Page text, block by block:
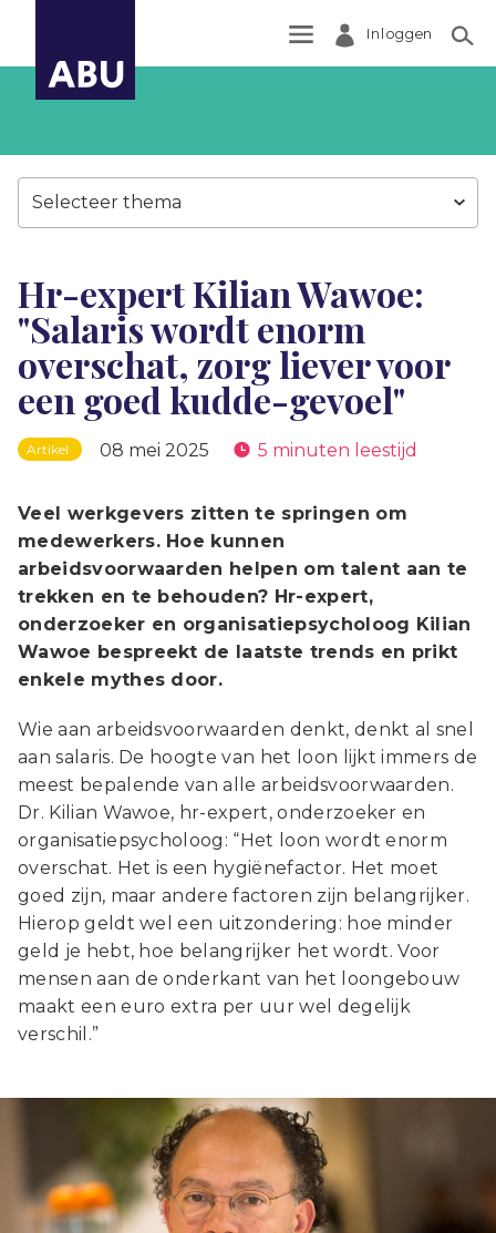
Inloggen
Selecteer thema
Hr-expert Kilian Wawoe:
"Salaris wordt enorm
overschat, zorg liever voor
een goed kudde-gevoel"
Artikel 08 mei 2025 5 minuten leestijd
Veel werkgevers zitten te springen om
medewerkers. Hoe kunnen
arbeidsvoorwaarden helpen om talent aan te
trekken en te behouden? Hr-expert,
onderzoeker en organisatiepsycholoog Kilian
Wawoe bespreekt de laatste trends en prikt
enkele mythes door.
Wie aan arbeidsvoorwaarden denkt, denkt al snel
aan salaris. De hoogte van het loon lijkt immers de
meest bepalende van alle arbeidsvoorwaarden.
Dr. Kilian Wawoe, hr-expert, onderzoeker en
organisatiepsycholoog: “Het loon wordt enorm
overschat. Het is een hygiënefactor. Het moet
goed zijn, maar andere factoren zijn belangrijker.
Hierop geldt wel een uitzondering: hoe minder
geld je hebt, hoe belangrijker het wordt. Voor
mensen aan de onderkant van het loongebouw
maakt een euro extra per uur wel degelijk
verschil.”